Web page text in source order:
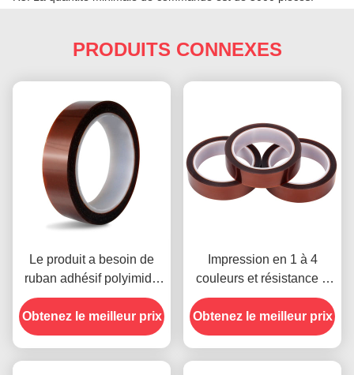
PRODUITS CONNEXES
Le produit a besoin de
ruban adhésif polyimide
avec résistance à la
tension de 1000 V
Obtenez le meilleur prix
Impression en 1 à 4
couleurs et résistance à
la température -10°C à
80°C Méthode de
paiement par carte de
Obtenez le meilleur prix